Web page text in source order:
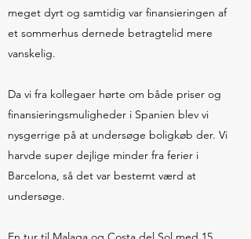
meget dyrt og samtidig var finansieringen af
et sommerhus dernede betragtelid mere
vanskelig.
Da vi fra kollegaer hørte om både priser og
finansieringsmuligheder i Spanien blev vi
nysgerrige på at undersøge boligkøb der. Vi
harvde super dejlige minder fra ferier i
Barcelona, så det var bestemt værd at
undersøge.